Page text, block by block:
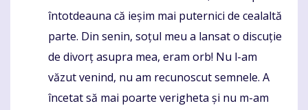
întotdeauna că ieșim mai puternici de cealaltă
parte. Din senin, soțul meu a lansat o discuție
de divorț asupra mea, eram orb! Nu l-am
văzut venind, nu am recunoscut semnele. A
încetat să mai poarte verigheta și nu m-am